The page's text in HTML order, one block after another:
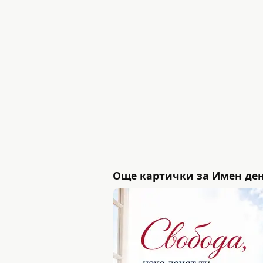
Още картички за Имен